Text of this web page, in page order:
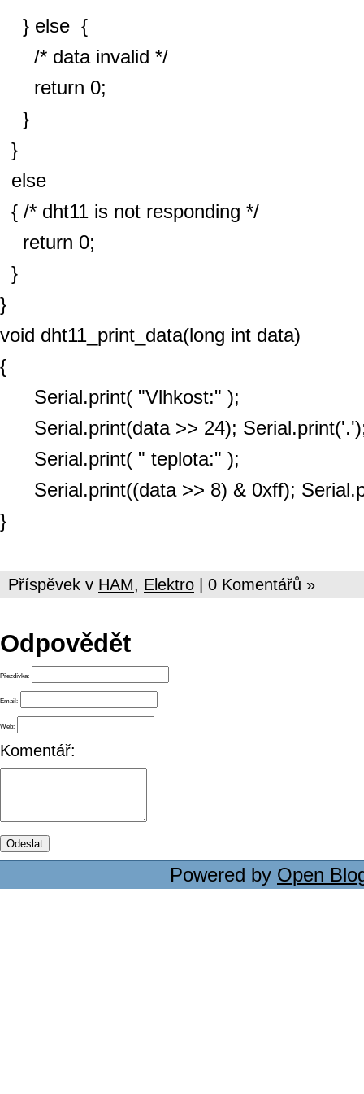
} else {
/* data invalid */
return 0;
}
}
else
{ /* dht11 is not responding */
return 0;
}
}
void dht11_print_data(long int data)
{
Serial.print( "Vlhkost:" );
Serial.print(data >> 24);
Serial.print( " teplota:" );
Serial.print((data >> 8) & 0xff);
}
Příspěvek v HAM, Elektro | 0 Komentářů »
Odpovědět
Přezdívka:
Email:
Web:
Komentář:
Powered by Open